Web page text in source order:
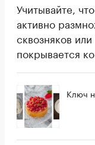
Учитывайте,
активно
сквозняков
покрывается
Ключ